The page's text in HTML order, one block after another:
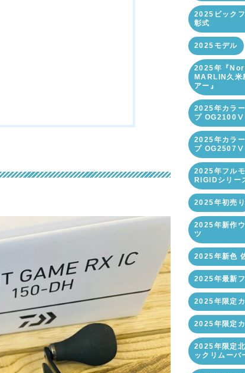
2025ビック
彰式
2025モデル
2025年『
MARLIN久米
アー』
2025年カラ
プ
2025年カラ
プ
2025年フル
RIGIDシリー
2025年初売り
2025年新作
ツ
2025年新色
2025年最新
2025年限定
2025年限定
2025年限定
ックリムー